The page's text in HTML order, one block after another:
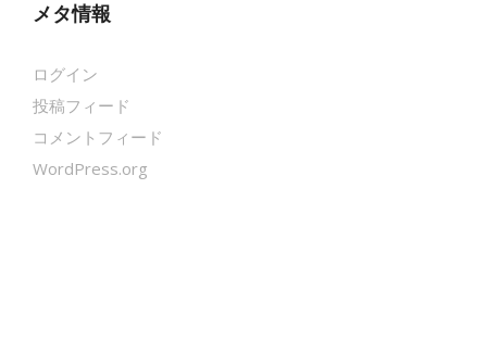
メタ情報
ログイン
投稿フィード
コメントフィード
WordPress.org